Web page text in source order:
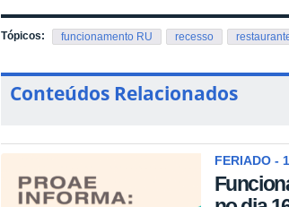
Tópicos: funcionamento RU recesso
Conteúdos Relacionados
FERIADO -